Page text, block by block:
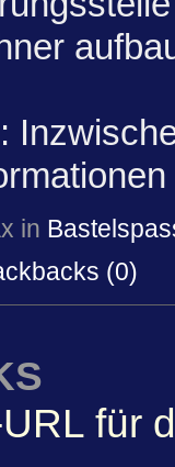
in
(0)
für